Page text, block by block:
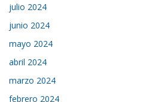
julio 2024
junio 2024
mayo 2024
abril 2024
marzo 2024
febrero 2024